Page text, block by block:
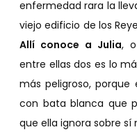
enfermedad rara la
viejo edificio de los
Allí conoce a Julia,
entre ellas dos es lo
más peligroso,
con bata blanca que
que ella ignora sobre sí